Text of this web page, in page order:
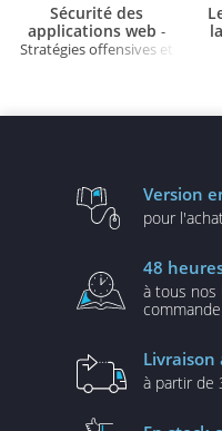
Sécurité des
applications web -
Stratégies offensives et
Version
pour
48
à tous nos
Livraison
à partir de